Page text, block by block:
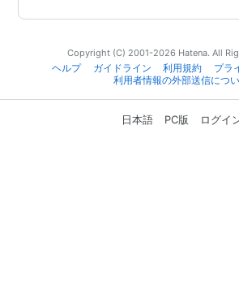
Copyright (C) 2001-2026 Hatena. All
ヘルプ
ガイドライン 利用規約
プラ
利用者情報の外部送信につ
日本語 PC版 ログイ